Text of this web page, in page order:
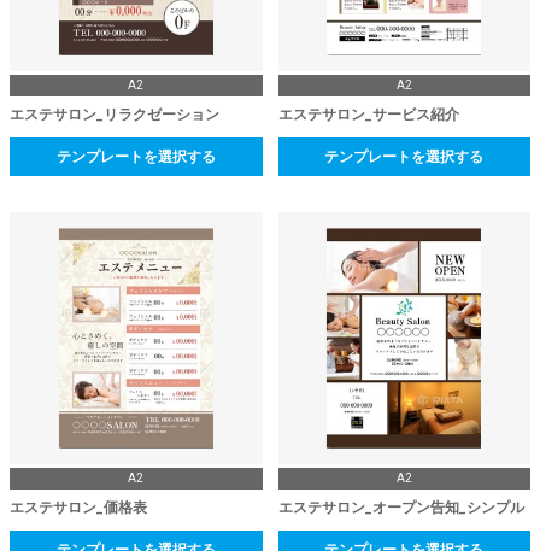
A2
エステサロン_リラクゼーション
テンプレートを選択する
A2
エステサロン_サービス紹介
テンプレートを選択する
A2
エステサロン_価格表
A2
エステサロン_オープン告知_シンプル